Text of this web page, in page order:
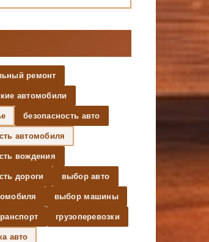
ремонт
автомобили
безопасность авто
автомобиля
вождения
дороги выбор авто
выбор машины
грузоперевозки
авто